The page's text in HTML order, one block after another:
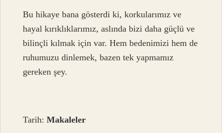
Bu hikaye bana gösterdi ki, korkularımız ve
hayal kırıklıklarımız, aslında bizi daha güçlü ve
bilinçli kılmak için var. Hem bedenimizi hem de
ruhumuzu dinlemek, bazen tek yapmamız
gereken şey.
Tarih:Makaleler